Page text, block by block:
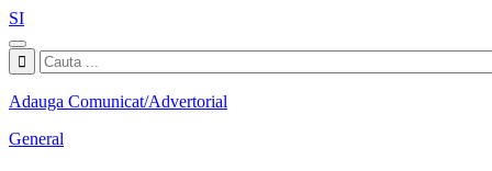
SI
Adauga Comunicat/Advertorial
General